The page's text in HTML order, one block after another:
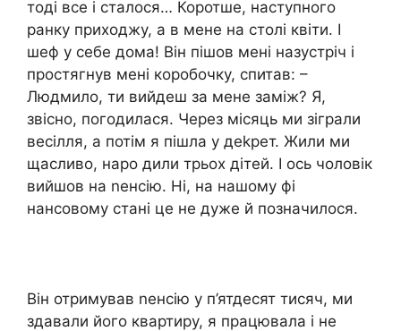
тоді все і сталося… Коротше, наступного
ранку приходжу, а в мене на столі квіти. І
шеф у себе дома! Він пішов мені назустріч і
простягнув мені коробочку, спитав: –
Людмило, ти вийдеш за мене заміж? Я,
звісно, погодилася. Через місяць ми зіграли
весілля, а потім я пішла у деkрет. Жили ми
щасливо, наро дили трьох дітей. І ось чоловік
вийшов на nенсію. Ні, на нашому фі
нансовому стані це не дуже й позначилося.
Він отримував nенсію у п’ятдесят тисяч, ми
здавали його квартиру, я працювала і не